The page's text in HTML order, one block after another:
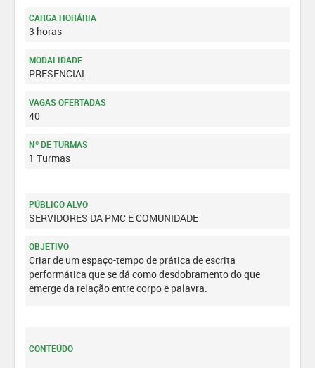
CARGA HORÁRIA
3 horas
MODALIDADE
PRESENCIAL
VAGAS OFERTADAS
40
Nº DE TURMAS
1 Turmas
PÚBLICO ALVO
SERVIDORES DA PMC E COMUNIDADE
OBJETIVO
Criar de um espaço-tempo de prática de escrita
performática que se dá como desdobramento do que
emerge da relação entre corpo e palavra.
CONTEÚDO